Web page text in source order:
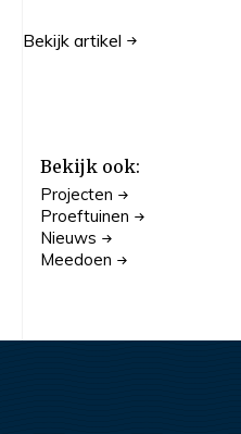
Bekijk artikel
Bekijk ook:
Projecten
Proeftuinen
Nieuws
Meedoen